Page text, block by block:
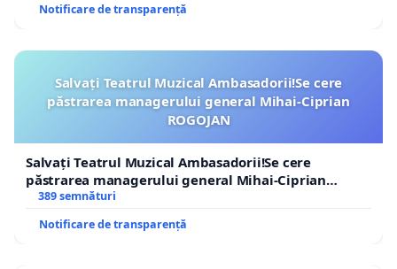
Notificare de transparență
Salvați Teatrul Muzical Ambasadorii!Se cere
păstrarea managerului general Mihai-Ciprian
ROGOJAN
Salvați Teatrul Muzical Ambasadorii!Se cere
păstrarea managerului general Mihai-Ciprian
ROGOJAN
389 semnături
Notificare de transparență